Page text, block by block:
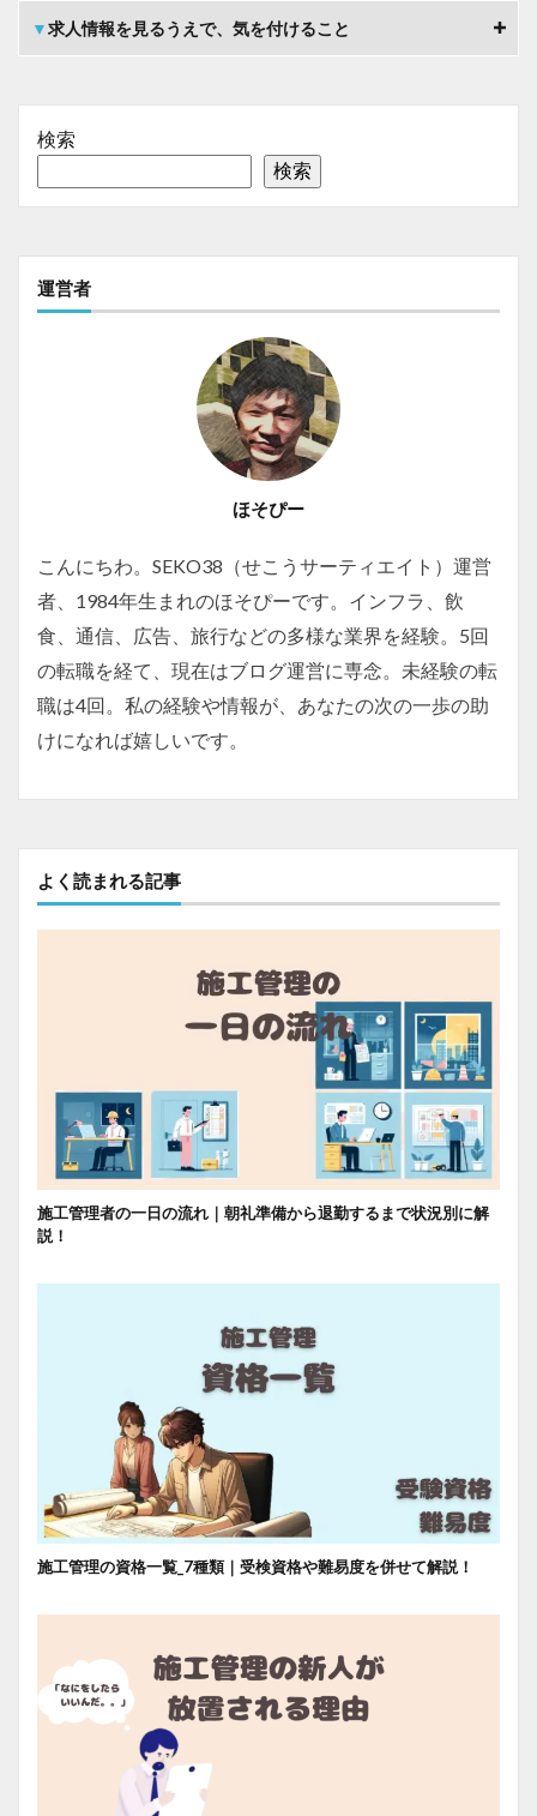
▼求人情報を見るうえで、気を付けること
検索
検索
運営者
ほそぴー
こんにちわ。SEKO38（せこうサーティエイト）運営
者、1984年生まれのほそぴーです。インフラ、飲
食、通信、広告、旅行などの多様な業界を経験。5回
の転職を経て、現在はブログ運営に専念。未経験の転
職は4回。私の経験や情報が、あなたの次の一歩の助
けになれば嬉しいです。
よく読まれる記事
施工管理者の一日の流れ｜朝礼準備から退勤するまで状況別に解
説！
施工管理の資格一覧_7種類｜受検資格や難易度を併せて解説！